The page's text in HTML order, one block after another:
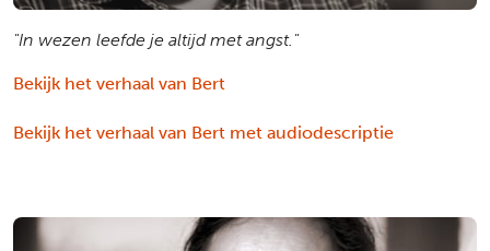
"In wezen leefde je altijd met angst."
Bekijk het verhaal van Bert
Bekijk het verhaal van Bert met audiodescriptie